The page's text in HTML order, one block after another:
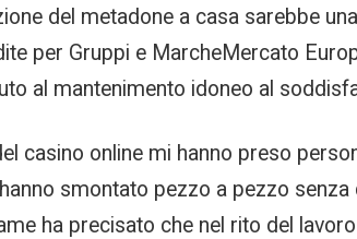
del metadone a casa sarebbe
per Gruppi e MarcheMercato
al mantenimento idoneo al
casino online mi hanno preso
smontato pezzo a pezzo
ha precisato che nel rito del